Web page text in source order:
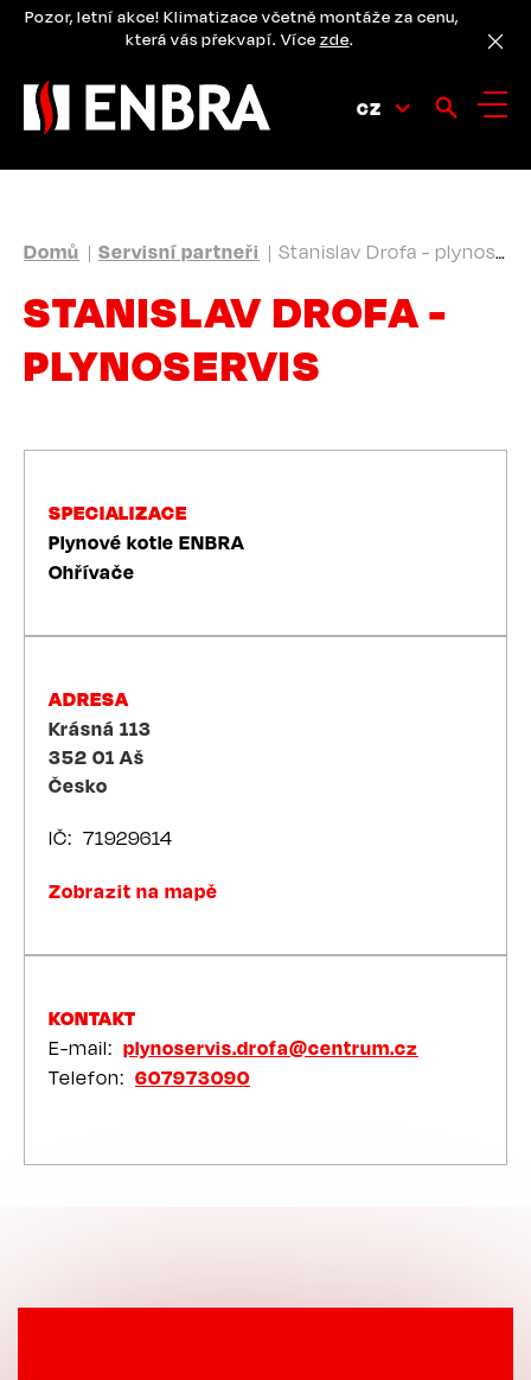
PřejítPozor, letní akce! Klimatizace včetně montáže za cenu,
která vás překvapí. Více zde.
CZ
DROBEČKOVÁ
NAVIGACE
Domů Servisní partneři Stanislav Drofa - plynoservis
STANISLAV DROFA -
PLYNOSERVIS
SPECIALIZACE
Plynové kotle ENBRA
Ohřívače
ADRESA
Krásná 113
352 01 Aš
Česko
IČ 71929614
Zobrazit na mapě
KONTAKT
E-mail
plynoservis.drofa@centrum.cz
Telefon
607973090